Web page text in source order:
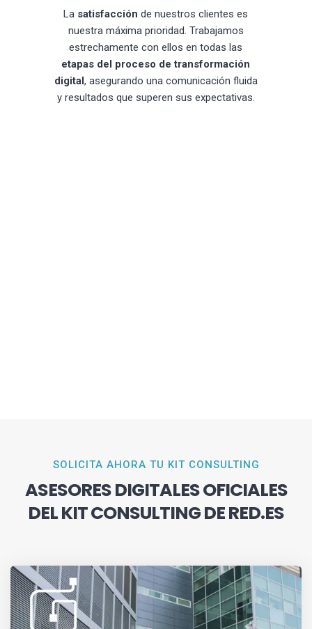
La satisfacción de nuestros clientes es
nuestra máxima prioridad. Trabajamos
estrechamente con ellos en todas las
etapas del proceso de transformación
digital, asegurando una comunicación fluida
y resultados que superen sus expectativas.
SOLICITA AHORA TU KIT CONSULTING
ASESORES DIGITALES OFICIALES
DEL KIT CONSULTING DE RED.ES